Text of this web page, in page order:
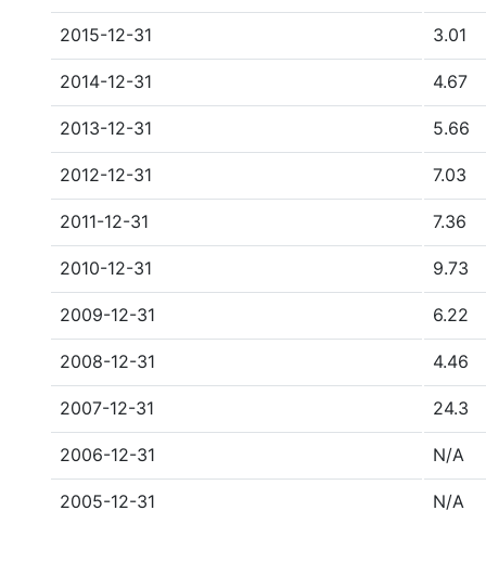
2015-12-31 3.01
2014-12-31 4.67
2013-12-31 5.66
2012-12-31 7.03
2011-12-31 7.36
2010-12-31 9.73
2009-12-31 6.22
2008-12-31 4.46
2007-12-31 24.3
2006-12-31 N/A
2005-12-31 N/A